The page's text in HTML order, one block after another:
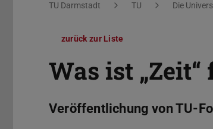
Sie befinden sich hier:
TU Darmstadt TU Die
zurück zur Liste
Was ist
Veröffentlichung von TU-